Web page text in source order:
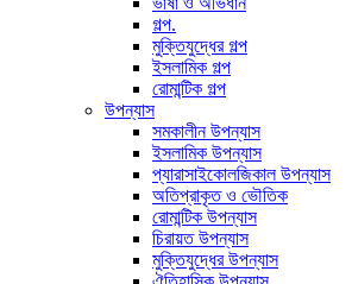
গল্প.
মুক্তিযুদ্ধের গল্প
ইসলামিক গল্প
রোমান্টিক গল্প
উপন্যাস
সমকালীন উপন্যাস
ইসলামিক উপন্যাস
প্যারাসাইকোলজিকাল উপন্যাস
অতিপ্রাকৃত ও ভৌতিক
রোমান্টিক উপন্যাস
চিরায়ত উপন্যাস
মুক্তিযুদ্ধের উপন্যাস